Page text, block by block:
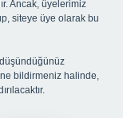
Ancak, üyelerimiz
siteye üye olarak bu
bildirmeniz halinde,